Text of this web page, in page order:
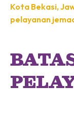
Kota Bekasi,
pelayanan